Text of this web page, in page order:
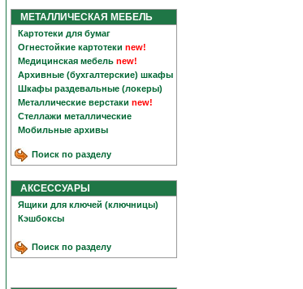
МЕТАЛЛИЧЕСКАЯ МЕБЕЛЬ
Картотеки для бумаг
Огнестойкие картотеки new!
Медицинская мебель new!
Архивные (бухгалтерские) шкафы
Шкафы раздевальные (локеры)
Металлические верстаки new!
Стеллажи металлические
Мобильные архивы
Поиск по разделу
АКСЕССУАРЫ
Ящики для ключей (ключницы)
Кэшбоксы
Поиск по разделу